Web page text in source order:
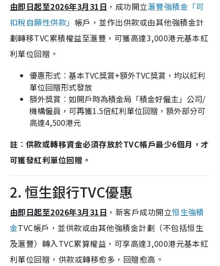
由即日起至2026年3月31日 ，成功開立滙豐強積金「可
扣稅自願性供款」 帳戶，並作出供款或由其他強積金計
劃轉移TVC累積權益至滙豐，可獲高達3,000港元基本紅
利單位回贈。
優惠形式︰基本TVC獎賞+額外TVC獎賞，均以紅利
單位回贈形式發放
額外獎賞︰如開戶時為積金局「積金好僱主」公司/
機構僱員，可再獲1.5倍紅利單位回贈，額外部分可
高達4,500港元
註︰供款或轉移資金必須存放於TVC帳戶最少6個月，才
可獲發紅利單位回贈。
2. 恒生銀行TVC優惠
由即日起至2026年3月31日 ，新客戶成功開立恒生強積
金TVC帳戶，並供款或由其他強積金計劃（不包括恒生
及滙豐）轉入TVC累算權益，可享高達3,000港元基本紅
利單位回贈，供款或轉移愈多，回贈愈高。